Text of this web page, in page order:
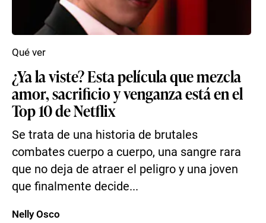
¿Ya la viste? Esta película que mezcla
amor, sacrificio y venganza está en el
Top 10 de Netflix
Se trata de una historia de brutales
combates cuerpo a cuerpo, una sangre rara
que no deja de atraer el peligro y una joven
que finalmente decide...
Qué ver
Nelly Osco